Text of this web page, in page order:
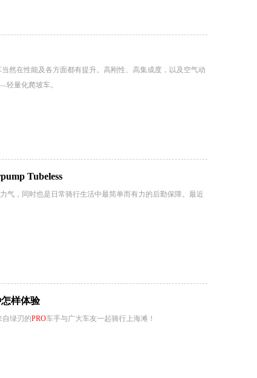
然在性能及各方面都有提升。高刚性、高集成度，以及空气动
量化爬坡车。
Tubeless
气，同时也是日常骑行生活中最简单而有力的后勤保障。最近
样体验
自绿刃的PRO车手与广大车友一起骑行上海滩！